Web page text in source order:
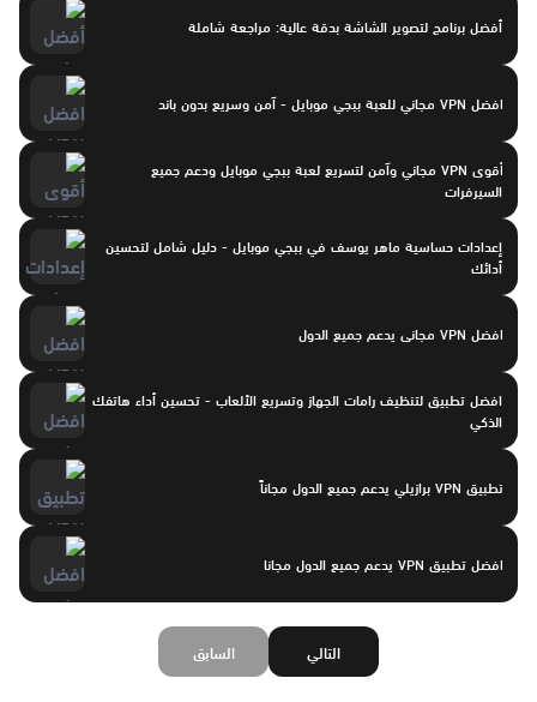
أفضل برنامج لتصوير الشاشة بدقة عالية: مراجعة شاملة
افضل VPN مجاني للعبة ببجي موبايل - آمن وسريع بدون باند
أقوى VPN مجاني وآمن لتسريع لعبة ببجي موبايل ودعم جميع
السيرفرات
إعدادات حساسية ماهر يوسف في ببجي موبايل - دليل شامل لتحسين
أدائك
افضل VPN مجانى يدعم جميع الدول
افضل تطبيق لتنظيف رامات الجهاز وتسريع الألعاب - تحسين أداء هاتفك
الذكي
تطبيق VPN برازيلي يدعم جميع الدول مجاناً
افضل تطبيق VPN يدعم جميع الدول مجانا
السابق التالي